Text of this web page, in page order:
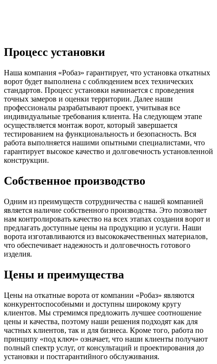
Процесс установки
Наша компания «Робаз» гарантирует, что установка откатных
ворот будет выполнена с соблюдением всех технических
стандартов. Процесс установки начинается с проведения
точных замеров и оценки территории. Далее наши
профессионалы разрабатывают проект, учитывая все
индивидуальные требования клиента. На следующем этапе
осуществляется монтаж ворот, который завершается
тестированием на функциональность и безопасность. Вся
работа выполняется нашими опытными специалистами, что
гарантирует высокое качество и долговечность установленной
конструкции.
Собственное производство
Одним из преимуществ сотрудничества с нашей компанией
является наличие собственного производства. Это позволяет
нам контролировать качество на всех этапах создания ворот и
предлагать доступные цены на продукцию и услуги. Наши
ворота изготавливаются из высококачественных материалов,
что обеспечивает надежность и долговечность готового
изделия.
Цены и преимущества
Цены на откатные ворота от компании «Робаз» являются
конкурентоспособными и доступны широкому кругу
клиентов. Мы стремимся предложить лучшее соотношение
цены и качества, поэтому наши решения подходят как для
частных клиентов, так и для бизнеса. Кроме того, работа по
принципу «под ключ» означает, что наши клиенты получают
полный спектр услуг, от консультаций и проектирования до
установки и постгарантийного обслуживания.